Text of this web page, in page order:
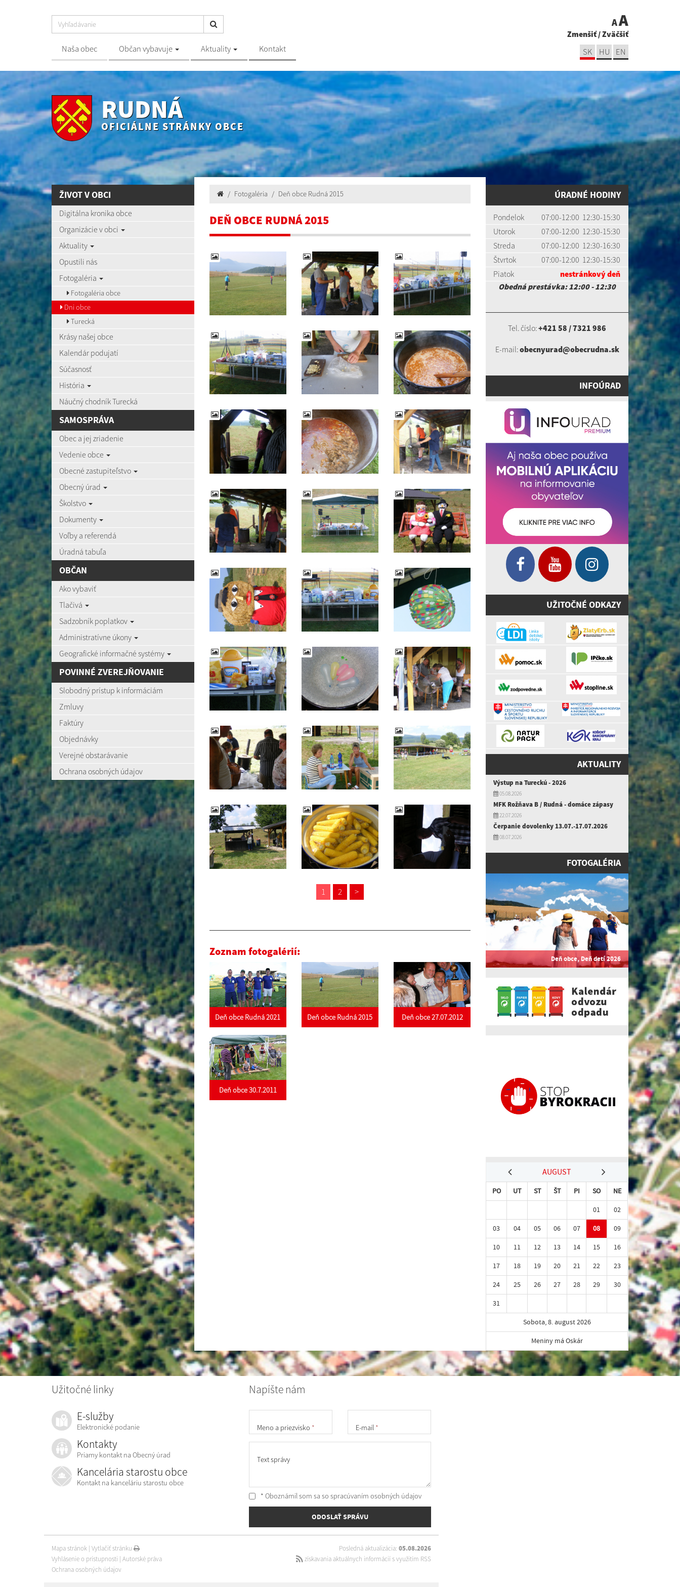
Naša obec Občan vybavuje Aktuality Kontakt
AA
Zmenšiť/Zväčšiť
SK HU EN
RUDNÁ
OFICIÁLNE STRÁNKY OBCE
ŽIVOT V OBCI
Digitálna kronika obce
Organizácie v obci
Aktuality
Opustili nás
Fotogaléria
Fotogaléria obce
Dni obce
Turecká
Krásy našej obce
Kalendár podujatí
Súčasnosť
História
Náučný chodník Turecká
SAMOSPRÁVA
Obec a jej zriadenie
Vedenie obce
Obecné zastupiteľstvo
Obecný úrad
Školstvo
Dokumenty
Voľby a referendá
Úradná tabuľa
OBČAN
Ako vybaviť
Tlačivá
Sadzobník poplatkov
Administratívne úkony
Geografické informačné systémy
POVINNÉ ZVEREJŇOVANIE
Slobodný prístup k informáciám
Zmluvy
Faktúry
Objednávky
Verejné obstarávanie
Ochrana osobných údajov
Fotogaléria Deň obce Rudná 2015
DEŇ OBCE RUDNÁ 2015
1 2 >
Zoznam fotogalérií:
Deň obce Rudná 2021 Deň obce Rudná 2015 Deň obce 27.07.2012
Deň obce 30.7.2011
ÚRADNÉ HODINY
Pondelok
07:00-12:00 12:30-15:30
Utorok
07:00-12:00 12:30-15:30
Streda
07:00-12:00 12:30-16:30
Štvrtok
07:00-12:00 12:30-15:30
Piatok
nestránkový deň
Obedná prestávka: 12:00 - 12:30
Tel. číslo:+421 58 / 7321 986
E-mail:obecnyurad@obecrudna.sk
INFOÚRAD
UŽITOČNÉ ODKAZY
AKTUALITY
Výstup na Tureckú - 2026
05.08.2026
MFK Rožňava B / Rudná - domáce zápasy
22.07.2026
Čerpanie dovolenky 13.07.-17.07.2026
08.07.2026
FOTOGALÉRIA
Deň obce, Deň detí 2026
AUGUST
PO UT ST ŠT PI SO
NE
01
02
03
04 05 06 07 08
09
10
11 12 13 14 15
16
17
18 19 20 21 22
23
24
25 26 27 28 29
30
31
Sobota, 8. august 2026
Meniny má Oskár
Napíšte nám
Meno a priezvisko * E-mail *
Text správy
* Oboznámil som sa so spracúvaním osobných údajov
ODOSLAŤ SPRÁVU
Užitočné linky
E-služby
Elektronické podanie
Kontakty
Priamy kontakt na Obecný úrad
Kancelária starostu obce
Kontakt na kanceláriu starostu obce
Posledná aktualizácia: 05.08.2026
získavania aktuálnych informácií s využitím RSS
Mapa stránok | Vytlačiť stránku
Vyhlásenie o prístupnosti | Autorské práva
Ochrana osobných údajov